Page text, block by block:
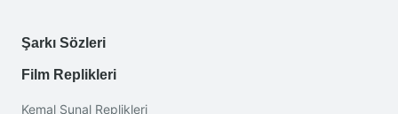
Şarkı Sözleri
Film Replikleri
Kemal Sunal Replikleri